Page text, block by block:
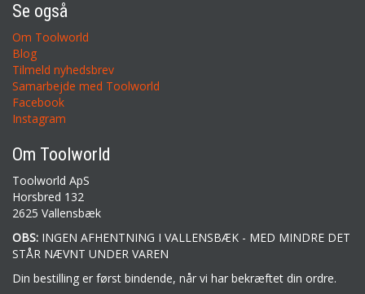
Se også
Om Toolworld
Blog
Tilmeld nyhedsbrev
Samarbejde med Toolworld
Facebook
Instagram
Om Toolworld
Toolworld ApS
Horsbred 132
2625 Vallensbæk
OBS: INGEN AFHENTNING I VALLENSBÆK - MED MINDRE DET
STÅR NÆVNT UNDER VAREN
Din bestilling er først bindende, når vi har bekræftet din ordre.